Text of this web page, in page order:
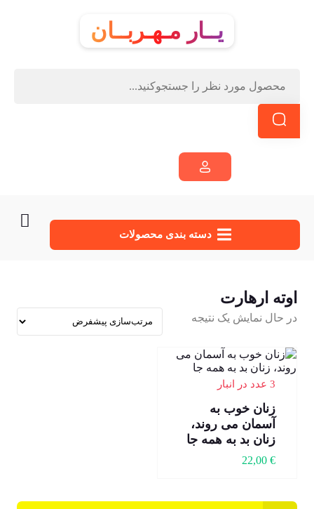
یــار مـهـربــان
دسته‌ بندی محصولات
اوته ارهارت
در حال نمایش یک نتیجه
3 عدد در انبار
زنان خوب به
آسمان می روند،
زنان بد به همه جا
22,00 €